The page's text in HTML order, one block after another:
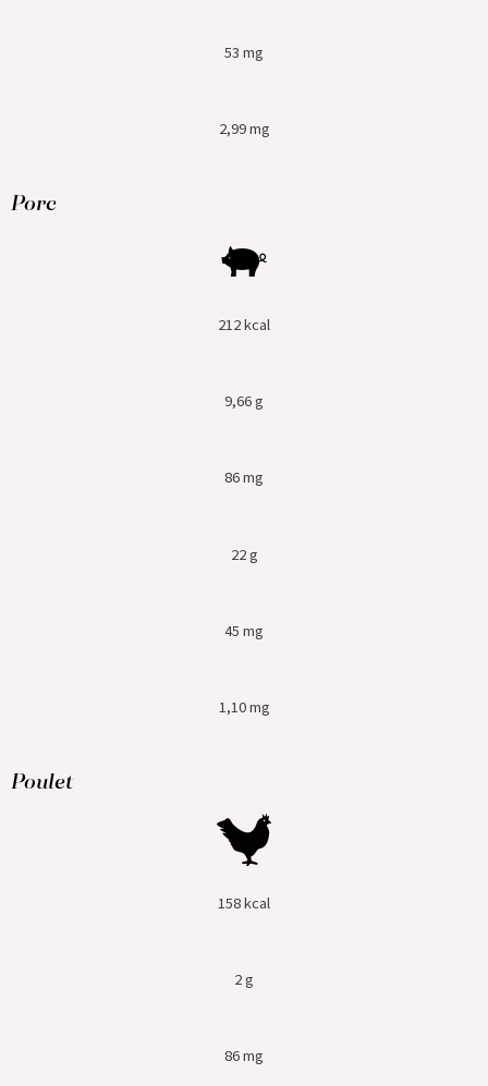
53 mg
2,99 mg
Porc
212 kcal
9,66 g
86 mg
22 g
45 mg
1,10 mg
Poulet
158 kcal
2 g
86 mg